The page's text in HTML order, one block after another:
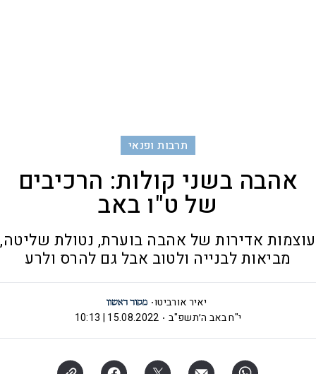
תרבות ופנאי
אהבה בשני קולות: הרכיבים
של ט"ו באב
עוצמות אדירות של אהבה בוערת, נטולת שליטה,
מביאות לבנייה ולטוב אבל גם להרס ולרע
יאיר אורביטו
י"ח באב ה׳תשפ"ב
15.08.2022 | 10:13